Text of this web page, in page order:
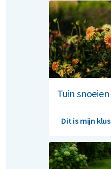
Tuin snoeien
Dit is mijn klus